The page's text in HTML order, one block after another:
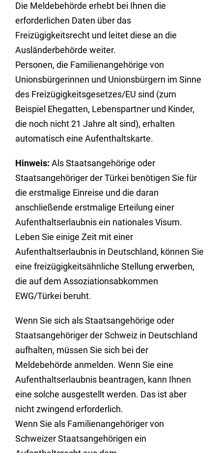
Die Meldebehörde erhebt bei Ihnen die
erforderlichen Daten über das
Freizügigkeitsrecht und leitet diese an die
Ausländerbehörde weiter.
Personen, die Familienangehörige von
Unionsbürgerinnen und Unionsbürgern im Sinne
des Freizügigkeitsgesetzes/EU sind (zum
Beispiel Ehegatten, Lebenspartner und Kinder,
die noch nicht 21 Jahre alt sind), erhalten
automatisch eine Aufenthaltskarte.
Hinweis:Als Staatsangehörige oder
Staatsangehöriger der Türkei benötigen Sie für
die erstmalige Einreise und die daran
anschließende erstmalige Erteilung einer
Aufenthaltserlaubnis ein nationales Visum.
Leben Sie einige Zeit mit einer
Aufenthaltserlaubnis in Deutschland, können Sie
eine freizügigkeitsähnliche Stellung erwerben,
die auf dem Assoziationsabkommen
EWG/Türkei beruht.
Wenn Sie sich als Staatsangehörige oder
Staatsangehöriger der Schweiz in Deutschland
aufhalten, müssen Sie sich bei der
Meldebehörde anmelden. Wenn Sie eine
Aufenthaltserlaubnis beantragen, kann Ihnen
eine solche ausgestellt werden. Das ist aber
nicht zwingend erforderlich.
Wenn Sie als Familienangehöriger von
Schweizer Staatsangehörigen ein